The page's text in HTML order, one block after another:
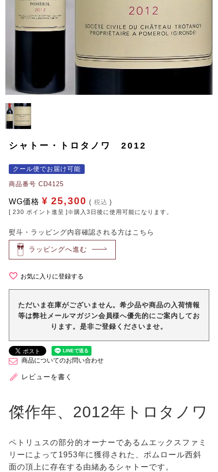
シャトー・トロタノワ 2012
クール便でお届け可能
商品番号 CD4125
WG価格 ¥ 25,300 税込
[ 230 ポイント進呈 ]※購入3日後に使用可能になります。
熨斗・ラッピング内容確認される方はこちら
ラッピングへ進む
お気に入りに登録する
ただいま在庫がございません。希少品や商品の入荷情報
等は弊社メールマガジン会員様へ優先的にご案内してお
ります。是非ご登録くださいませ。
商品についてのお問い合わせ
レビューを書く
傑作年、2012年トロタノワ
ペトリュスの部分的オーナーであるムエックスファミ
リーによって1953年に獲得された、ポムロール西斜
面の頂上に存在する由緒あるシャトーです。